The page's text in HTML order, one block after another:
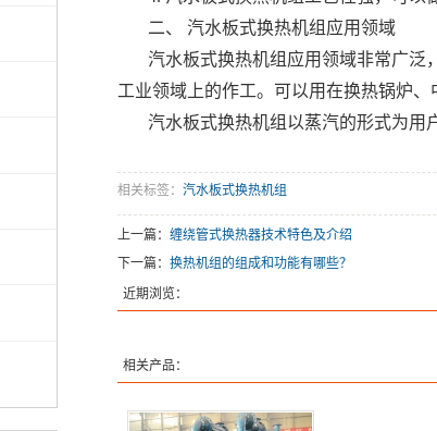
二、 汽水板式换热机组应用领域
汽水板式换热机组应用领域非常广泛
工业领域上的作工。可以用在换热锅炉
汽水板式换热机组以蒸汽的形式为用
相关标签： 汽水板式换热机组
上一篇： 缠绕管式换热器技术特色及介绍
下一篇： 换热机组的组成和功能有哪些？
近期浏览：
相关产品：